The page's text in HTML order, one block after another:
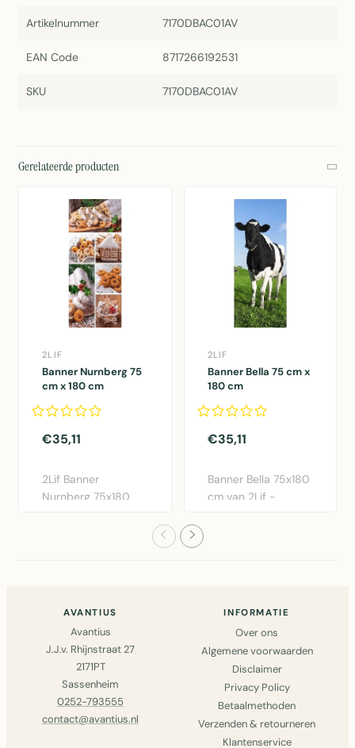
Artikelnummer 7170DBAC01AV
EAN Code 8717266192531
SKU 7170DBAC01AV
Gerelateerde producten
2LIF
Banner Nurnberg 75
cm x 180 cm
€35,11
2Lif Banner
Nurnberg 75x180
2LIF
Banner Bella 75 cm x
180 cm
€35,11
Banner Bella 75x180
cm van 2Lif -
AVANTIUS
Avantius
J.J.v. Rhijnstraat 27
2171PT
Sassenheim
0252-793555
contact@avantius.nl
INFORMATIE
Over ons
Algemene voorwaarden
Disclaimer
Privacy Policy
Betaalmethoden
Verzenden & retourneren
Klantenservice